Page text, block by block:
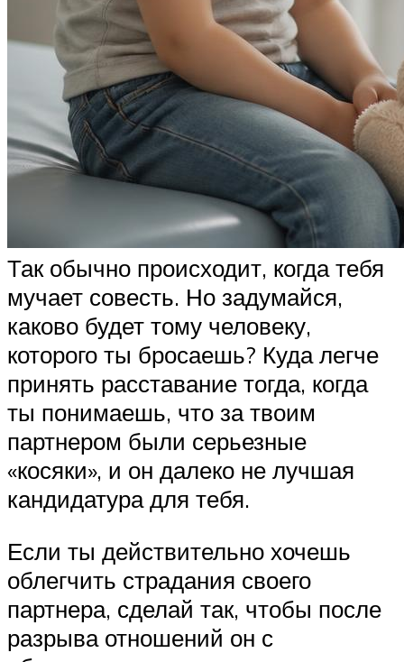
Так обычно происходит, когда тебя
мучает совесть. Но задумайся,
каково будет тому человеку,
которого ты бросаешь? Куда легче
принять расставание тогда, когда
ты понимаешь, что за твоим
партнером были серьезные
«косяки», и он далеко не лучшая
кандидатура для тебя.
Если ты действительно хочешь
облегчить страдания своего
партнера, сделай так, чтобы после
разрыва отношений он с